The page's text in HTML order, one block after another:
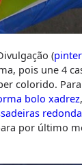
(
pois une 4
colorido.
bolo xadrez
por último